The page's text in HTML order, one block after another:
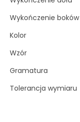
Wykończenie boków
Kolor
Wzór
Gramatura
Tolerancja wymiaru